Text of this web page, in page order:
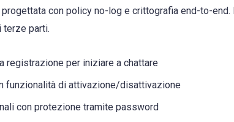
con policy no-log e crittografia end-to-end.
terze parti.
registrazione per iniziare a chattare
funzionalità di attivazione/disattivazione
con protezione tramite password